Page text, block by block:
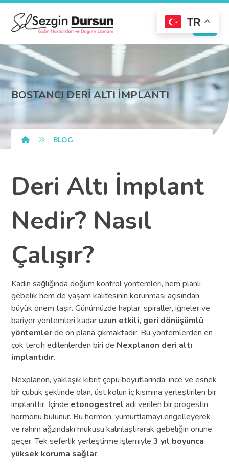
BOSTANCI DERİ ALTI İMPLANTI
BLOG
Deri Altı İmplant
Nedir? Nasıl
Çalışır?
Kadın sağlığında doğum kontrol yöntemleri, hem planlı
gebelik hem de yaşam kalitesinin korunması açısından
büyük önem taşır. Günümüzde haplar, spiraller, iğneler ve
bariyer yöntemleri kadar uzun etkili, geri dönüşümlü
yöntemlerde ön plana çıkmaktadır. Bu yöntemlerden en
çok tercih edilenlerden biri de Nexplanon deri altı
implantıdır.
Nexplanon, yaklaşık kibrit çöpü boyutlarında, ince ve esnek
bir çubuk şeklinde olan, üst kolun iç kısmına yerleştirilen bir
implanttır. İçinde etonogestrel adı verilen bir progestin
hormonu bulunur. Bu hormon, yumurtlamayı engelleyerek
ve rahim ağzındaki mukusu kalınlaştırarak gebeliğin önüne
geçer. Tek seferlik yerleştirme işlemiyle3 yıl boyunca
yüksek koruma sağlar.
TR